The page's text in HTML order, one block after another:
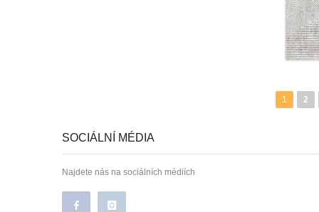
1 2
SOCIÁLNÍ MÉDIA
Najdete nás na sociálních médiích